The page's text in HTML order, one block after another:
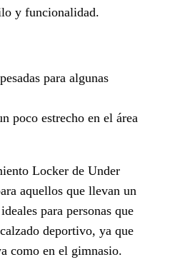
y funcionalidad.
para algunas
poco estrecho en el área
Locker de Under
aquellos que llevan un
para personas que
deportivo, ya que
como en el gimnasio.